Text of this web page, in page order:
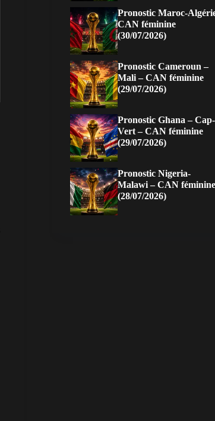
Pronostic Maroc-
CAN féminine
(30/07/2026)
Pronostic Cameroun –
Mali – CAN féminine
(29/07/2026)
Pronostic Ghana – Cap-
Vert – CAN féminine
(29/07/2026)
Pronostic Nigeria-
Malawi – CAN féminine
(28/07/2026)